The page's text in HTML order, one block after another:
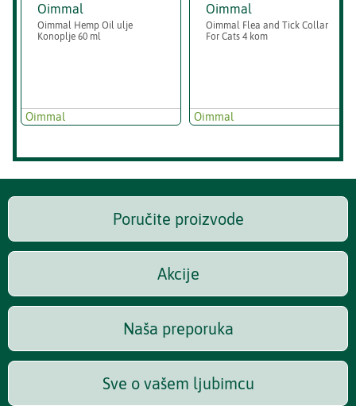
Oimmal
Oimmal Hemp Oil ulje
Konoplje 60 ml
Oimmal
Oimmal
Oimmal Flea and Tick Collar
For Cats 4 kom
Oimmal
Poručite proizvode
Akcije
Naša preporuka
Sve o vašem ljubimcu